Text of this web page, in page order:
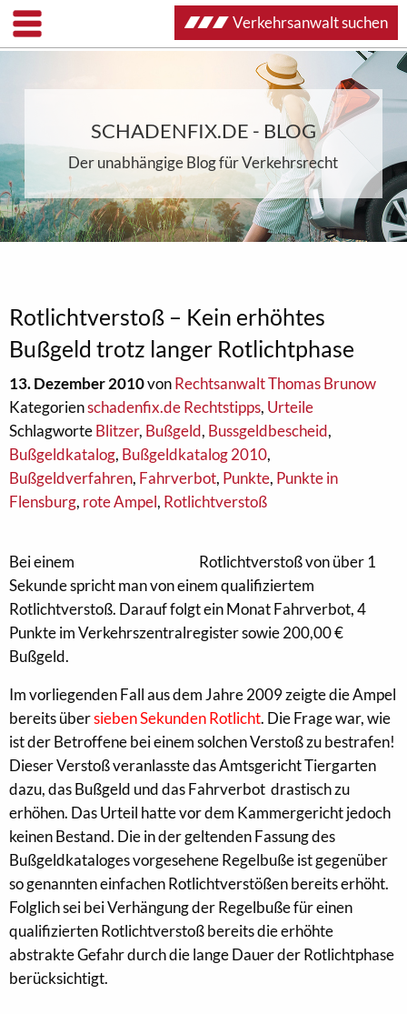
SCHADENFIX.DE - BLOG
Der unabhängige Blog für Verkehrsrecht
Rotlichtverstoß – Kein erhöhtes
Bußgeld trotz langer Rotlichtphase
13. Dezember 2010vonRechtsanwalt Thomas Brunow
Kategorienschadenfix.de Rechtstipps, Urteile
SchlagworteBlitzer, Bußgeld, Bussgeldbescheid,
Bußgeldkatalog, Bußgeldkatalog 2010,
Bußgeldverfahren, Fahrverbot, Punkte, Punkte in
Flensburg, rote Ampel, Rotlichtverstoß
Bei einem
Rotlichtverstoß von über 1
Sekunde spricht man von einem qualifiziertem
Rotlichtverstoß. Darauf folgt ein Monat Fahrverbot, 4
Punkte im Verkehrszentralregister sowie 200,00 €
Bußgeld.
Im vorliegenden Fall aus dem Jahre 2009 zeigte die Ampel
bereits übersieben Sekunden Rotlicht. Die Frage war, wie
ist der Betroffene bei einem solchen Verstoß zu bestrafen!
Dieser Verstoß veranlasste das Amtsgericht Tiergarten
dazu, das Bußgeld und das Fahrverbot drastisch zu
erhöhen. Das Urteil hatte vor dem Kammergericht jedoch
keinen Bestand. Die in der geltenden Fassung des
Bußgeldkataloges vorgesehene Regelbuße ist gegenüber
so genannten einfachen Rotlichtverstößen bereits erhöht.
Folglich sei bei Verhängung der Regelbuße für einen
qualifizierten Rotlichtverstoß bereits die erhöhte
abstrakte Gefahr durch die lange Dauer der Rotlichtphase
berücksichtigt.
Verkehrsanwalt suchen